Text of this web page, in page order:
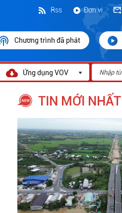
Đơn vị
Rss
Chương trình đã phát
Ứng dụng VOV
TIN MỚI NHẤT